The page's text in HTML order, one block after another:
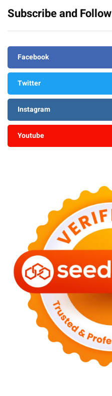
Subscribe and Follow
Facebook
Twitter
Instagram
Youtube